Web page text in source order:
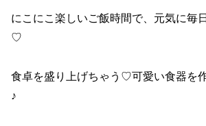
にこにこ楽しいご飯時間で、元気に毎
♡
食卓を盛り上げちゃう♡可愛い食器を
♪